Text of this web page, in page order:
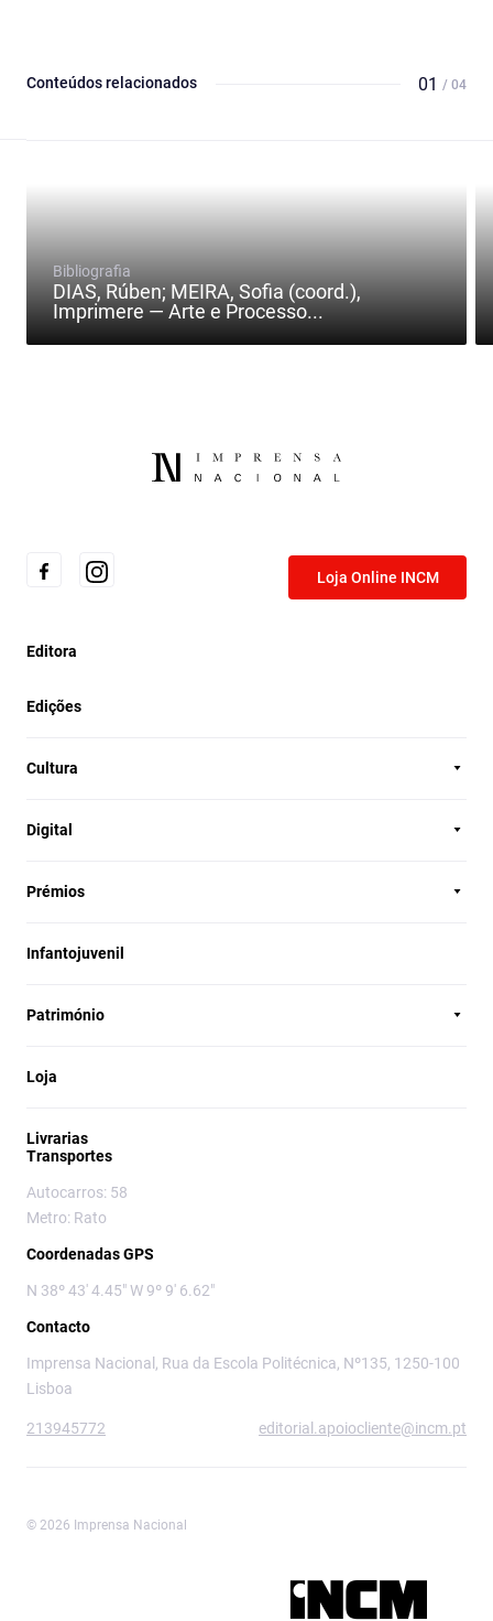
Conteúdos relacionados 01 / 04
Bibliografia
DIAS, Rúben; MEIRA, Sofia (coord.),
Imprimere — Arte e Processo...
Loja Online INCM
Editora
Edições
Cultura
Digital
Prémios
Infantojuvenil
Património
Loja
Livrarias
Transportes
Autocarros: 58
Metro: Rato
Coordenadas GPS
N 38º 43' 4.45" W 9º 9' 6.62"
Contacto
Imprensa Nacional, Rua da Escola Politécnica, Nº135, 1250-100
Lisboa
213945772 editorial.apoiocliente@incm.pt
© 2026 Imprensa Nacional